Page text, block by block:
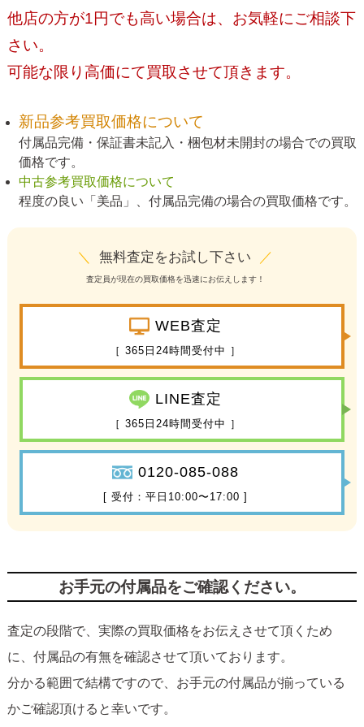
他店の方が1円でも高い場合は、お気軽にご相談下
さい。
可能な限り高価にて買取させて頂きます。
新品参考買取価格について
付属品完備・保証書未記入・梱包材未開封の場合での買取
価格です。
中古参考買取価格について
程度の良い「美品」、付属品完備の場合の買取価格です。
＼ 無料査定をお試し下さい ／
査定員が現在の買取価格を迅速にお伝えします！
WEB査定
［ 365日24時間受付中 ］
LINE査定
［ 365日24時間受付中 ］
0120-085-088
[ 受付：平日10:00〜17:00 ]
お手元の付属品をご確認ください。
査定の段階で、実際の買取価格をお伝えさせて頂くため
に、付属品の有無を確認させて頂いております。
分かる範囲で結構ですので、お手元の付属品が揃っている
かご確認頂けると幸いです。